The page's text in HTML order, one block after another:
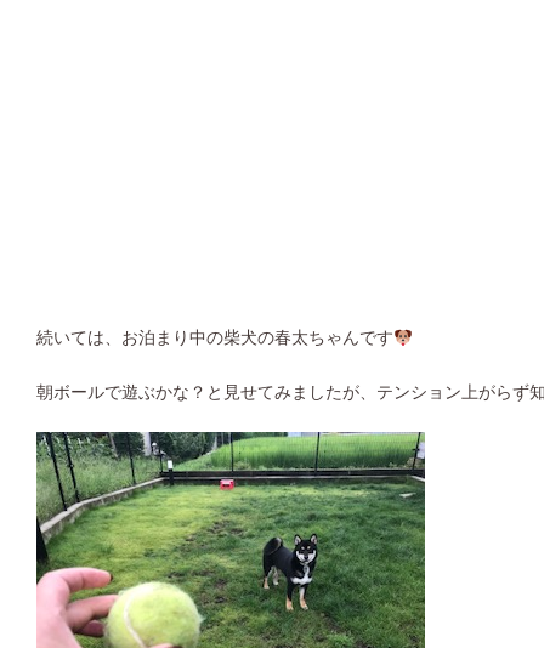
続いては、お泊まり中の柴犬の春太ちゃんです
朝ボールで遊ぶかな？と見せてみましたが、テンション上がらず